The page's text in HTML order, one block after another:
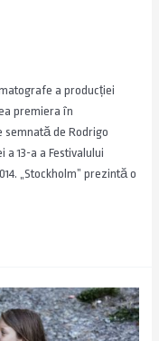
a producției
premiera în
semnată de Rodrigo
13-a a Festivalului
„Stockholm” prezintă o